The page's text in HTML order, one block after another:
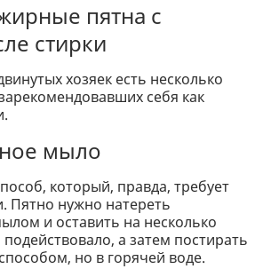
пятна с
стирки
хозяек есть несколько
себя как
мыло
который, правда, требует
Пятно нужно натереть
и оставить на несколько
а затем постирать
но в горячей воде.